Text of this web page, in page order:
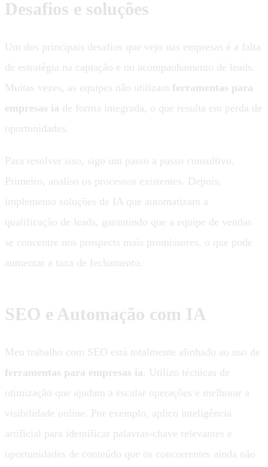
Desafios e soluções
Um dos principais desafios que vejo nas empresas é a falta
de estratégia na captação e no acompanhamento de leads.
Muitas vezes, as equipes não utilizam ferramentas para
empresas ia de forma integrada, o que resulta em perda de
oportunidades.
Para resolver isso, sigo um passo a passo consultivo.
Primeiro, analiso os processos existentes. Depois,
implemento soluções de IA que automatizam a
qualificação de leads, garantindo que a equipe de vendas
se concentre nos prospects mais promissores, o que pode
aumentar a taxa de fechamento.
SEO e Automação com IA
Meu trabalho com SEO está totalmente alinhado ao uso de
ferramentas para empresas ia. Utilizo técnicas de
otimização que ajudam a escalar operações e melhorar a
visibilidade online. Por exemplo, aplico inteligência
artificial para identificar palavras-chave relevantes e
oportunidades de conteúdo que os concorrentes ainda não